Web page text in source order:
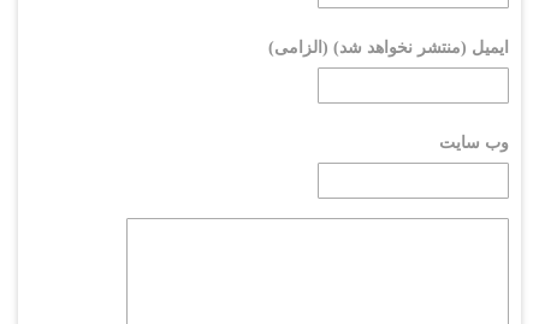
ایمیل (منتشر نخواهد شد) (الزامی)
وب سایت